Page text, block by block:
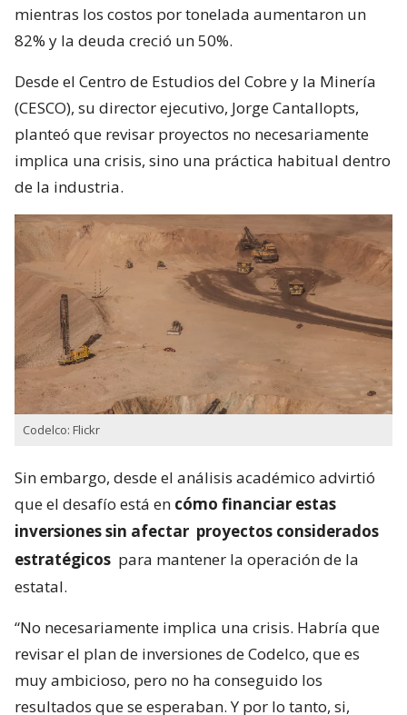
mientras los costos por tonelada aumentaron un
82% y la deuda creció un 50%.
Desde el Centro de Estudios del Cobre y la Minería
(CESCO), su director ejecutivo, Jorge Cantallopts,
planteó que revisar proyectos no necesariamente
implica una crisis, sino una práctica habitual dentro
de la industria.
Codelco: Flickr
Sin embargo, desde el análisis académico advirtió
que el desafío está en cómo financiar estas
inversiones sin afectar proyectos considerados
estratégicos para mantener la operación de la
estatal.
“No necesariamente implica una crisis. Habría que
revisar el plan de inversiones de Codelco, que es
muy ambicioso, pero no ha conseguido los
resultados que se esperaban. Y por lo tanto, si,